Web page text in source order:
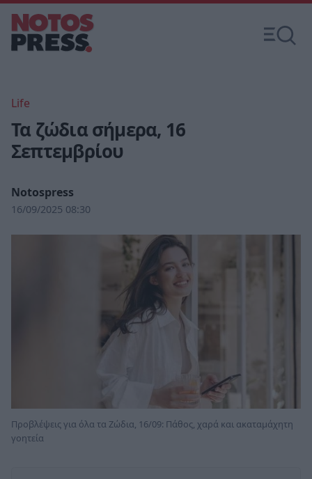
Life
Τα ζώδια σήμερα, 16
Σεπτεμβρίου
Notospress
16/09/2025 08:30
Προβλέψεις για όλα τα Ζώδια, 16/09: Πάθος, χαρά και ακαταμάχητη
γοητεία